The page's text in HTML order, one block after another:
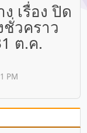
เรื่อง ปิด
วคราว
ต.ค.
PM